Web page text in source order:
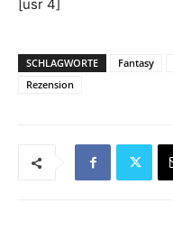
[usr 4]
SCHLAGWORTE Fantasy
Rezension